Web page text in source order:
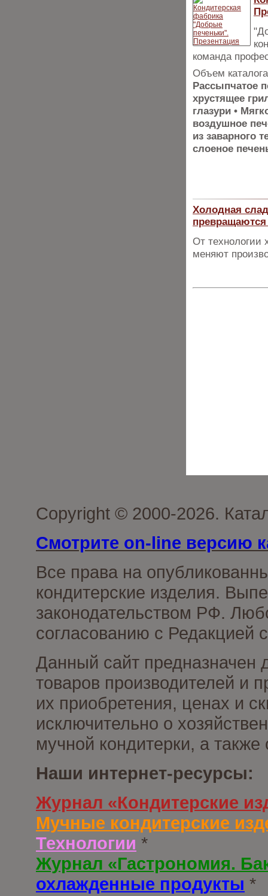
команда
Объем
Рассыпчатое
хрустящее
глазури •
воздушное
из заварного
слоеное
Холодная
От технологии
меняют
Copyright © 2000-2026.
Смотрите on-line версию
Все права на
кондитерские изделия.
законодательством РФ.
согласованию с Редакцией
Данный сайт предназначен
товаров производителей и
их приобретения, ценах и
исключительно о
мучной кондитерки, а
Наши интернет-ресурсы:
Журнал «Кондитерские
Мучные кондитерские
Технологии *
Журнал «Гастрономия.
охлажденные продукты *